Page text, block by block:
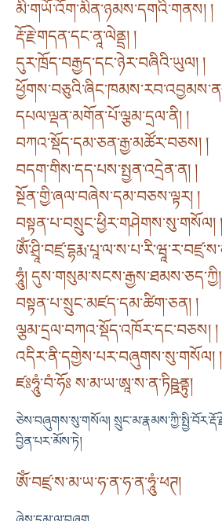
མི་གཡོ་འོག་མིན་ཉམས་དགའི་གནས། །
རྡོ་རྗེ་གདན་དང་ནཱ་ལེནྡྲ། །
དུར་ཁྲོད་བརྒྱད་དང་ཉེར་བཞིའི་ཡུལ། །
དཔལ་ལྡན་མགོན་པོ་ལྕམ་དྲལ་ནི། །
བཀའ་སྡོད་དམ་ཅན་རྒྱ་མཚོར་བཅས། །
བདག་གིས་དད་པས་སྤྱན་འདྲེན་ན། །
སྔོན་གྱི་ཞལ་བཞེས་དམ་བཅས་ལྟར། །
བསྟན་པ་བསྲུང་ཕྱིར་གཤེགས་སུ་གསོལ། །
ཧཱུཾ། དུས་གསུམ་སངས་རྒྱས་ཐམས་ཅད་ཀྱི།
བསྟན་པ་སྲུང་མཛད་དམ་ཚིག་ཅན། །
ལྕམ་དྲལ་བཀའ་སྡོད་འཁོར་དང་བཅས། །
འདིར་ནི་དགྱེས་པར་བཞུགས་སུ་གསོལ། །
ཛཿཧཱུཾ་བཾ་ཧོཿ ས་མ་ཡ་ཨཱ་ས་ན་ཏིཥྛནྟུ།
ཅེས་བཞུགས་སུ་གསོལ།
བྱིན་པར་མོས་ཏེ།
ཨོཾ་བཛྲ་ས་མ་ཡ་ཧ་ན་ཧ་ན་ཧཱུཾ་ཕཊ།